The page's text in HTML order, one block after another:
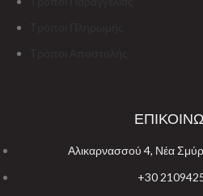
Αλικαρνασσού 4, Νέα
+30